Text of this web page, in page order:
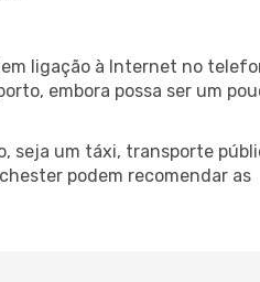
ligação à Internet no
embora possa ser um
seja um táxi, transporte
podem recomendar as